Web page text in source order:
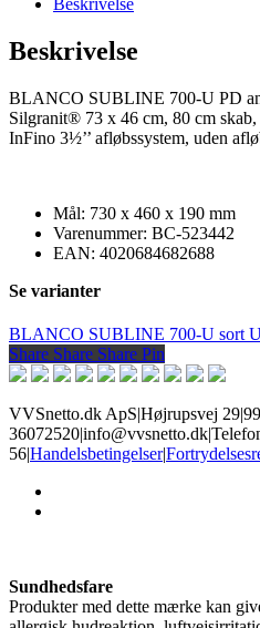
Beskrivelse
BLANCO SUBLINE 700-U PD
Silgranit® 73 x 46 cm, 80 cm
InFino 3½’’ afløbssystem, uden
Mål: 730 x 460 x 190 mm
Varenummer: BC-523442
EAN: 4020684682688
Se varianter
BLANCO SUBLINE 700-U sort
Share
Share Share Share Pin
VVSnetto.dk ApS|Højrupsvej 29|
36072520|info@vvsnetto.dk|
56|Handelsbetingelser|
Sundhedsfare
Produkter med dette mærke kan